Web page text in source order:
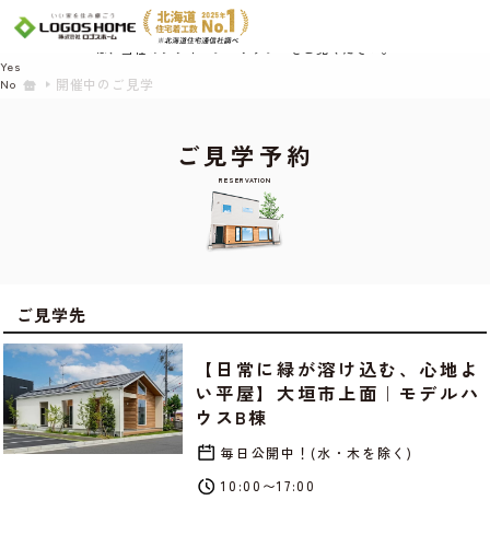
開催中のご見学
ご見学予約
RESERVATION
ご見学先
【日常に緑が溶け込む、心地よ
い平屋】大垣市上面｜モデルハ
ウスB棟
毎日公開中！(水・木を除く)
10:00〜17:00
Cookie を使用して、お客様の活動を追跡してもよろしいですか? 当社ではお客様の
プライバシーを極めて重視しています。詳細について、およびご質問がある場合
は、当社のプライバシーポリシーをご覧ください。
Yes
No